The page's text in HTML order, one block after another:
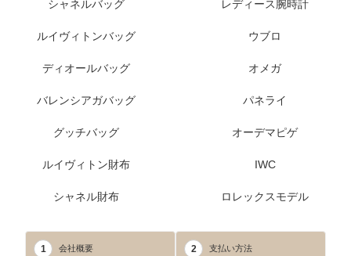
シャネルバッグ
ルイヴィトンバッグ
ディオールバッグ
バレンシアガバッグ
グッチバッグ
ルイヴィトン財布
シャネル財布
レディース腕時計
ウブロ
オメガ
パネライ
オーデマピゲ
IWC
ロレックスモデル
1 会社概要 2 支払い方法